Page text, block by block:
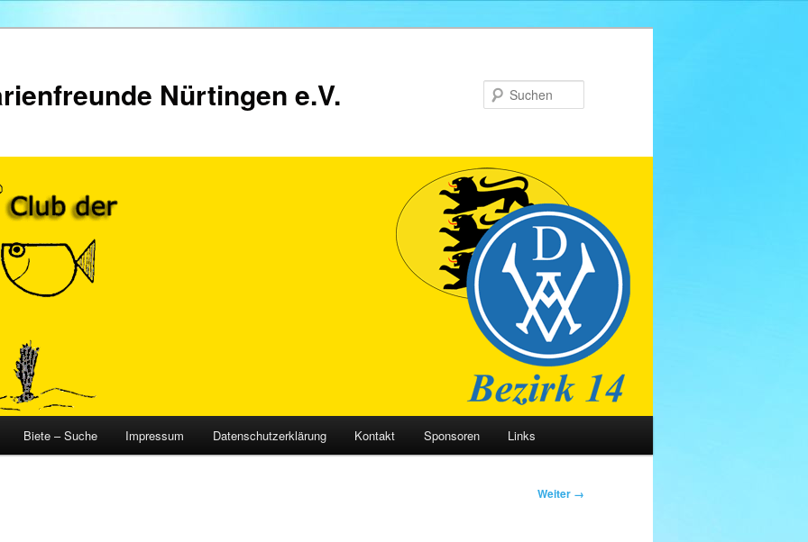
Nürtingen e.V.
Biete – Suche Impressum Datenschutzerklärung Kontakt Sponsoren Links
Weiter →